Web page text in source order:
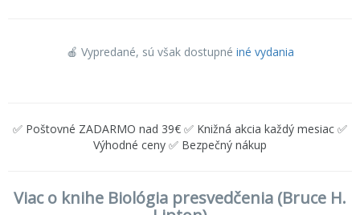
🍎 Vypredané, sú však dostupné iné vydania
✅ Poštovné ZADARMO nad 39€ ✅ Knižná akcia každý mesiac ✅
Výhodné ceny ✅ Bezpečný nákup
Viac o knihe Biológia presvedčenia (Bruce H.